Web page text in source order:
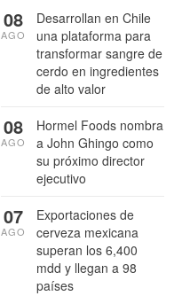
Desarrollan en Chile
una plataforma para
transformar sangre de
cerdo en ingredientes
de alto valor
08
AGO
Hormel Foods nombra
a John Ghingo como
su próximo director
ejecutivo
08
AGO
Exportaciones de
cerveza mexicana
superan los 6,400
mdd y llegan a 98
países
07
AGO